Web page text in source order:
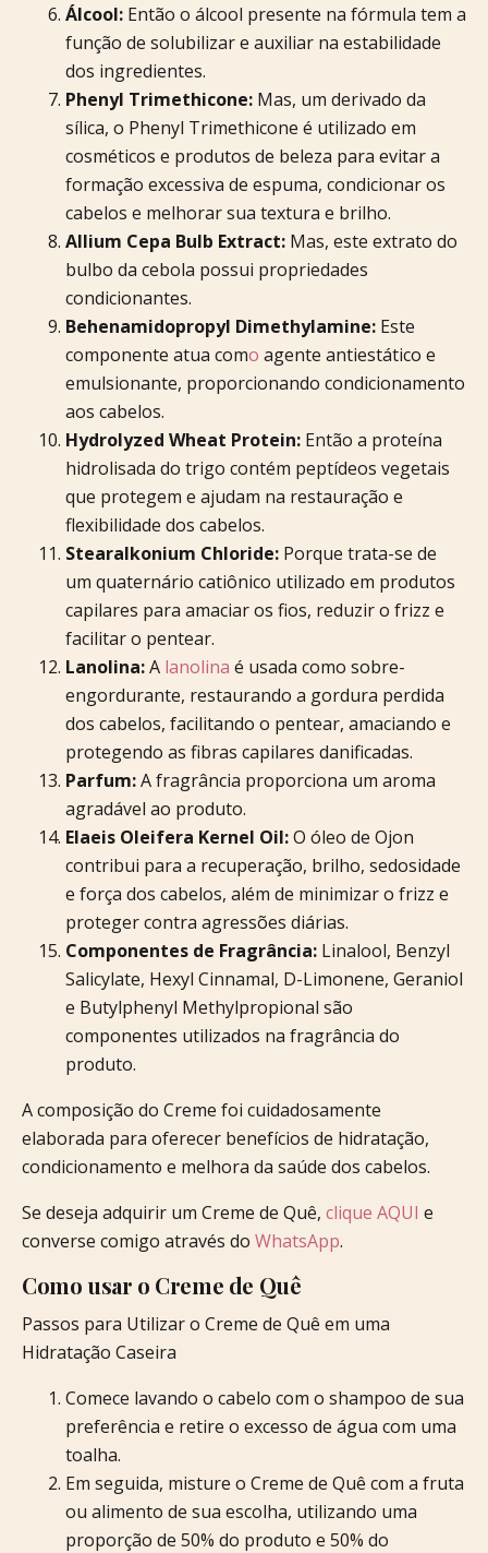
Álcool: Então o álcool presente na fórmula tem a
função de solubilizar e auxiliar na estabilidade
dos ingredientes.
Phenyl Trimethicone: Mas, um derivado da
sílica, o Phenyl Trimethicone é utilizado em
cosméticos e produtos de beleza para evitar a
formação excessiva de espuma, condicionar os
cabelos e melhorar sua textura e brilho.
Allium Cepa Bulb Extract: Mas, este extrato do
bulbo da cebola possui propriedades
condicionantes.
Behenamidopropyl Dimethylamine: Este
componente atua como agente antiestático e
emulsionante, proporcionando condicionamento
aos cabelos.
Hydrolyzed Wheat Protein: Então a proteína
hidrolisada do trigo contém peptídeos vegetais
que protegem e ajudam na restauração e
flexibilidade dos cabelos.
Stearalkonium Chloride: Porque trata-se de
um quaternário catiônico utilizado em produtos
capilares para amaciar os fios, reduzir o frizz e
facilitar o pentear.
Lanolina:A lanolina é usada como sobre-
engordurante, restaurando a gordura perdida
dos cabelos, facilitando o pentear, amaciando e
protegendo as fibras capilares danificadas.
Parfum:A fragrância proporciona um aroma
agradável ao produto.
Elaeis Oleifera Kernel Oil:O óleo de Ojon
contribui para a recuperação, brilho, sedosidade
e força dos cabelos, além de minimizar o frizz e
proteger contra agressões diárias.
Componentes de Fragrância: Linalool, Benzyl
Salicylate, Hexyl Cinnamal, D-Limonene, Geraniol
e Butylphenyl Methylpropional são
componentes utilizados na fragrância do
produto.
A composição do Creme foi cuidadosamente
elaborada para oferecer benefícios de hidratação,
condicionamento e melhora da saúde dos cabelos.
Se deseja adquirir um Creme de Quê, clique AQUI e
converse comigo através do WhatsApp.
Como usar o Creme de Quê
Passos para Utilizar o Creme de Quê em uma
Hidratação Caseira
Comece lavando o cabelo com o shampoo de sua
preferência e retire o excesso de água com uma
toalha.
Em seguida, misture o Creme de Quê com a fruta
ou alimento de sua escolha, utilizando uma
proporção de 50% do produto e 50% do